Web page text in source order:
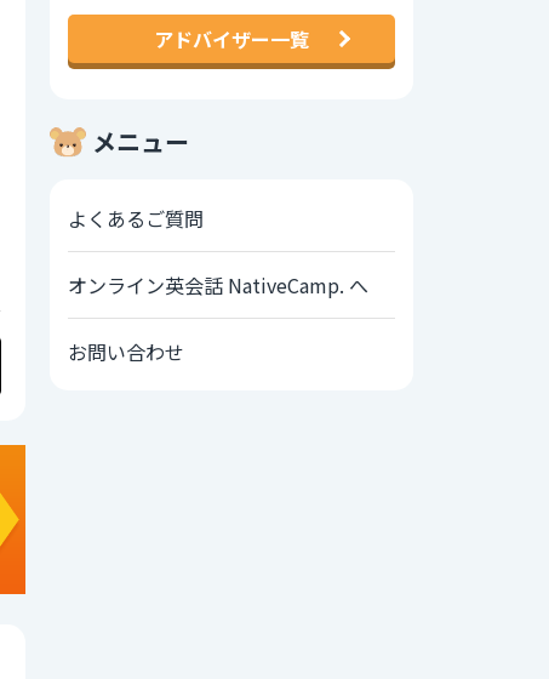
アドバイザー一覧
メニュー
よくあるご質問
オンライン英会話 NativeCamp. へ
お問い合わせ